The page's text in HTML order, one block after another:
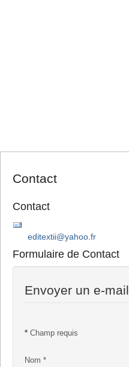
Contact
Contact
editextii@yahoo.fr
Formulaire de Contact
Envoyer un e-mail
* Champ requis
Nom *